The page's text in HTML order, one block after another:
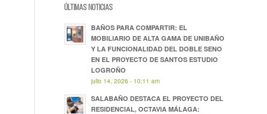
ÚLTIMAS NOTICIAS
BAÑOS PARA COMPARTIR: EL
MOBILIARIO DE ALTA GAMA DE UNIBAÑO
Y LA FUNCIONALIDAD DEL DOBLE SENO
EN EL PROYECTO DE SANTOS ESTUDIO
LOGROÑO
julio 14, 2026 - 10:11 am
SALABAÑO DESTACA EL PROYECTO DEL
RESIDENCIAL, OCTAVIA MÁLAGA: